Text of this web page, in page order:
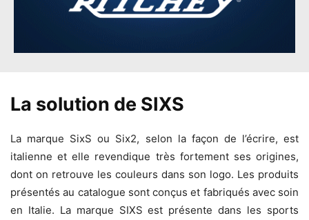
La solution de SIXS
La marque SixS ou Six2, selon la façon de l’écrire, est
italienne et elle revendique très fortement ses origines,
dont on retrouve les couleurs dans son logo. Les produits
présentés au catalogue sont conçus et fabriqués avec soin
en Italie. La marque SIXS est présente dans les sports